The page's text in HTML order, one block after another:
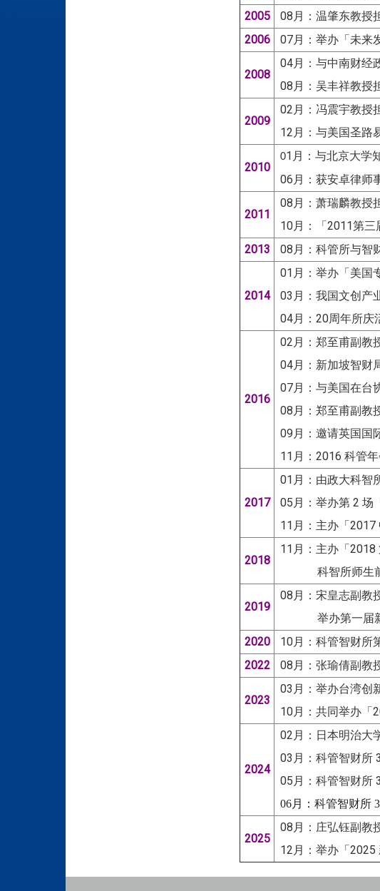
2005
08月：温肇东教授
2006
07月：举办「未来
2008
04月：与中南财经
08月：吴丰祥教授
2009
02月：冯震宇教授
12月：与美国圣路
2010
01月：与北京大学
06月：获安卓律师
2011
08月：萧瑞麟教授
10月：「2011第三
2013
08月：科管所与智
2014
01月：举办「美国
03月：我国文创产
04月：20周年所庆
2016
02月：郑至甫副教
04月：新加坡智财
07月：与美国在台
08月：郑至甫副教
09月：邀请英国国
11月：2016 科管
2017
01月：由政大科智
05月：举办第 2 场
11月：主办「2017
2018
11月：主办「2018
科智所师生前往
2019
08月：宋皇志副教
举办第一届新
2020
10月：科管智财所
2022
08月：张瑜倩副教
2023
03月：举办台湾创
10月：共同举办「
2024
02月：日本明治大
03月：科管智财所
05月：科管智财所
06月： 科管智财所
2025
08月：庄弘钰副教
12月：举办「2025